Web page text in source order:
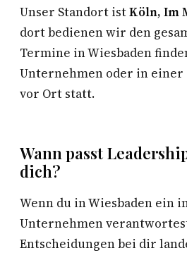
Unser Standort istKöln, Im
dort bedienen wir den
Termine in Wiesbaden
Unternehmen oder in
vor Ort statt.
Wann passt
dich?
Wenn du in Wiesbaden ein
Unternehmen
Entscheidungen bei dir